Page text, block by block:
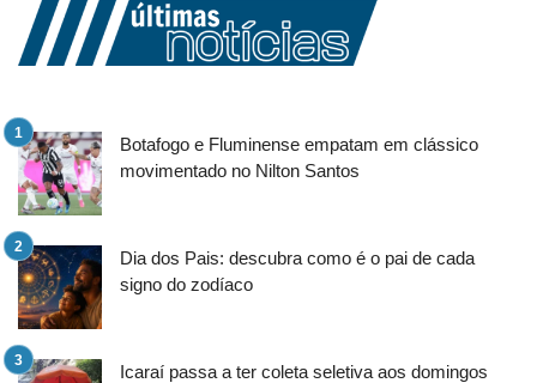
Botafogo e Fluminense empatam em clássico
movimentado no Nilton Santos
Dia dos Pais: descubra como é o pai de cada
signo do zodíaco
Icaraí passa a ter coleta seletiva aos domingos